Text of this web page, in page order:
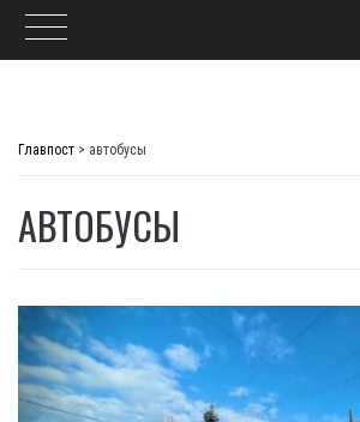
Главпост > автобусы
АВТОБУСЫ